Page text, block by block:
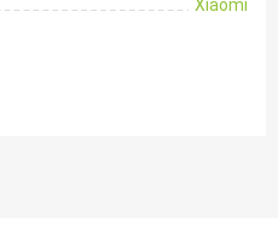
Xiaomi